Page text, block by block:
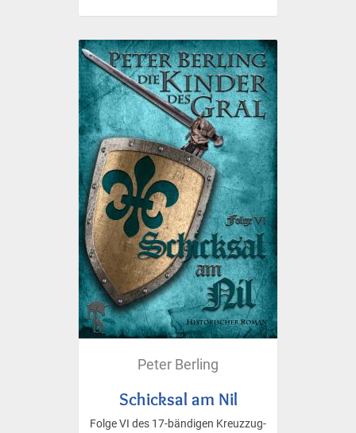
Peter Berling
Schicksal am Nil
Folge VI des 17-bändigen Kreuzzug-